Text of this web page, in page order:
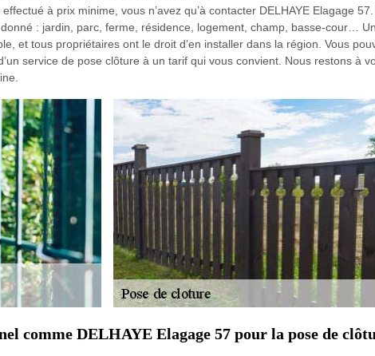
à prix minime, vous n’avez qu’à contacter DELHAYE Elagage
: jardin, parc, ferme, résidence, logement, champ, basse-cour…
et tous propriétaires ont le droit d’en installer dans la région. Vous
service de pose clôture à un tarif qui vous convient. Nous restons à
comme DELHAYE Elagage 57 pour la pose de